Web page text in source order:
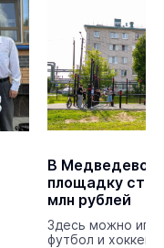
В Медведево
площадку
млн рублей
Здесь можно
футбол и хоккей.